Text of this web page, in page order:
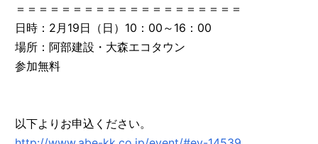
＝＝＝＝＝＝＝＝＝＝＝＝＝＝＝＝＝＝＝＝
日時：2月19日（日）10：00～16：00
場所：阿部建設・大森エコタウン
参加無料
以下よりお申込ください。